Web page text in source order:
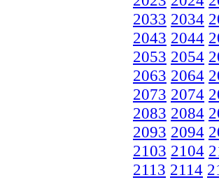
2033 2034
2043 2044
2053 2054
2063 2064
2073 2074
2083 2084
2093 2094
2103 2104
2113 2114